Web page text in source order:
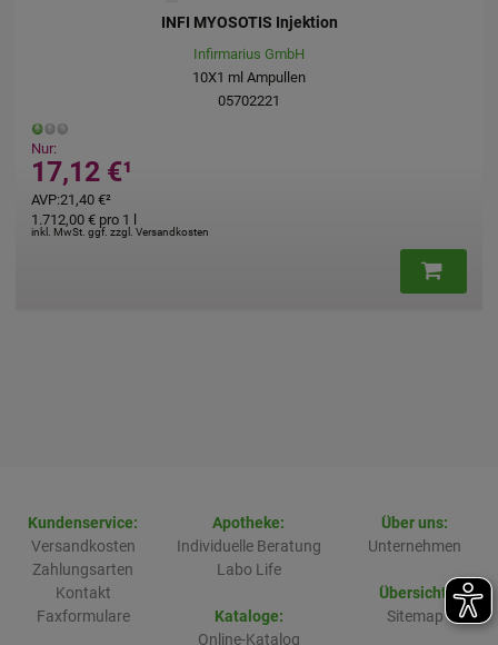
INFI MYOSOTIS Injektion
Infirmarius GmbH
Ampullen
€¹
²
ggf. zzgl. Versandkosten
pro 1 l
Kundenservice:
Versandkosten
Zahlungsarten
Kontakt
Faxformulare
Apotheke:
Individuelle Beratung
Labo Life
Kataloge:
Online-Katalog
Über uns:
Unternehmen
Übersicht:
Sitemap